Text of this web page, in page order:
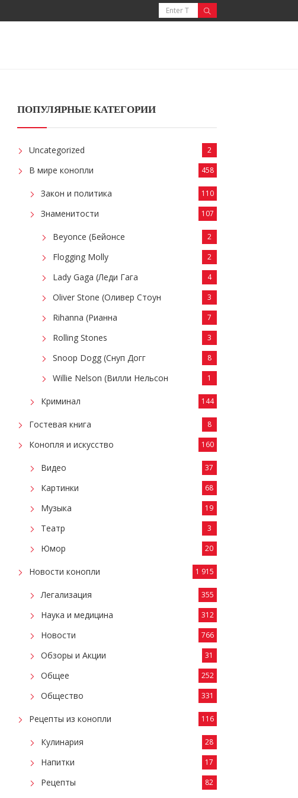
ПОПУЛЯРНЫЕ КАТЕГОРИИ
Uncategorized 2
В мире конопли 458
Закон и политика 110
Знаменитости 107
Beyonce (Бейонсе 2
Flogging Molly 2
Lady Gaga (Леди Гага 4
Oliver Stone (Оливер Стоун 3
Rihanna (Рианна 7
Rolling Stones 3
Snoop Dogg (Снуп Догг 8
Willie Nelson (Вилли Нельсон 1
Криминал 144
Гостевая книга 8
Конопля и искусство 160
Видео 37
Картинки 68
Музыка 19
Театр 3
Юмор 20
Новости конопли 1 915
Легализация 355
Наука и медицина 312
Новости 766
Обзоры и Акции 31
Общее 252
Общество 331
Рецепты из конопли 116
Кулинария 28
Напитки 17
Рецепты 82